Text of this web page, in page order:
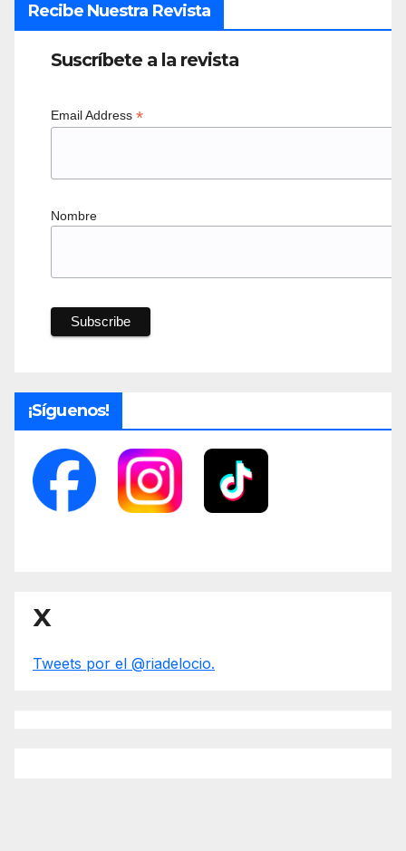
Recibe Nuestra Revista
Suscríbete a la revista
Email Address *
Nombre
¡Síguenos!
X
Tweets por el @riadelocio.